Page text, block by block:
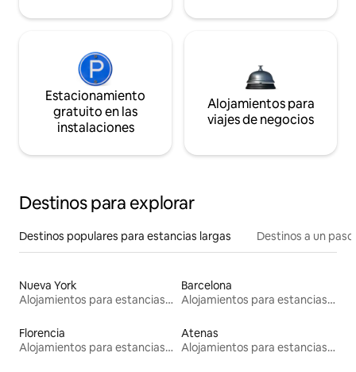
Estacionamiento
gratuito en las
instalaciones
Alojamientos para
viajes de negocios
Destinos para explorar
Destinos populares para estancias largas Destinos a un
Nueva York
Alojamientos para estancias largas
Barcelona
Alojamientos para estancias largas
Florencia
Alojamientos para estancias largas
Atenas
Alojamientos para estancias largas